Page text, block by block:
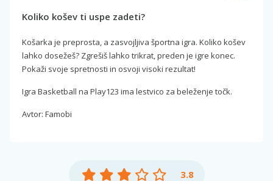
Koliko košev ti uspe zadeti?
Košarka je preprosta, a zasvojljiva športna igra. Koliko košev
lahko dosežeš? Zgrešiš lahko trikrat, preden je igre konec.
Pokaži svoje spretnosti in osvoji visoki rezultat!
Igra Basketball na Play123 ima lestvico za beleženje točk.
Avtor: Famobi
3.8